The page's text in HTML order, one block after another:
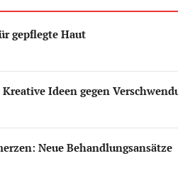
gepflegte Haut
Ideen gegen
Neue Behandlungsansätze